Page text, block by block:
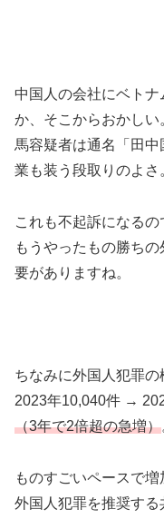
中国人の会社にベト
か、そこからおかしい
馬容疑者は通名「田
業も装う段取りのよさ
これも不起訴になるの
もうやったもの勝ち
要がありますね。
ちなみに外国人犯罪の
2023年10,040件 →
（3年で2倍超の急増）
ものすごいペースで増
外国人犯罪を推奨する